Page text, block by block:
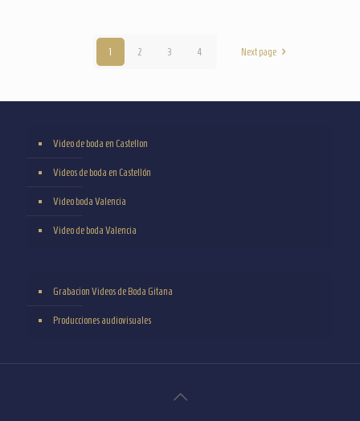
1 2 3 4 Next page
Video de boda en Castellon
Videos de boda en Castellón
Video boda Valencia
Video de boda Valencia
Grabacion Videos de Boda Gitana
Producciones audiovisuales